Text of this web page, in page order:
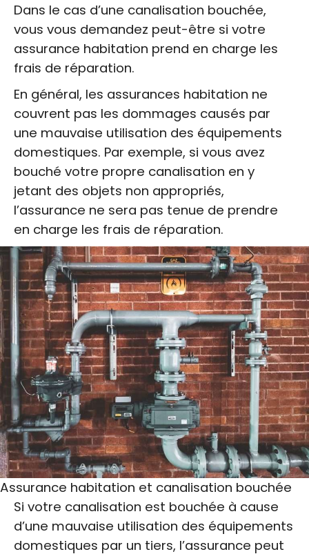
Dans le cas d’une canalisation bouchée,
vous vous demandez peut-être si votre
assurance habitation prend en charge les
frais de réparation.
En général, les assurances habitation ne
couvrent pas les dommages causés par
une mauvaise utilisation des équipements
domestiques. Par exemple, si vous avez
bouché votre propre canalisation en y
jetant des objets non appropriés,
l’assurance ne sera pas tenue de prendre
en charge les frais de réparation.
Assurance habitation et canalisation bouchée
Si votre canalisation est bouchée à cause
d’une mauvaise utilisation des équipements
domestiques par un tiers, l’assurance peut